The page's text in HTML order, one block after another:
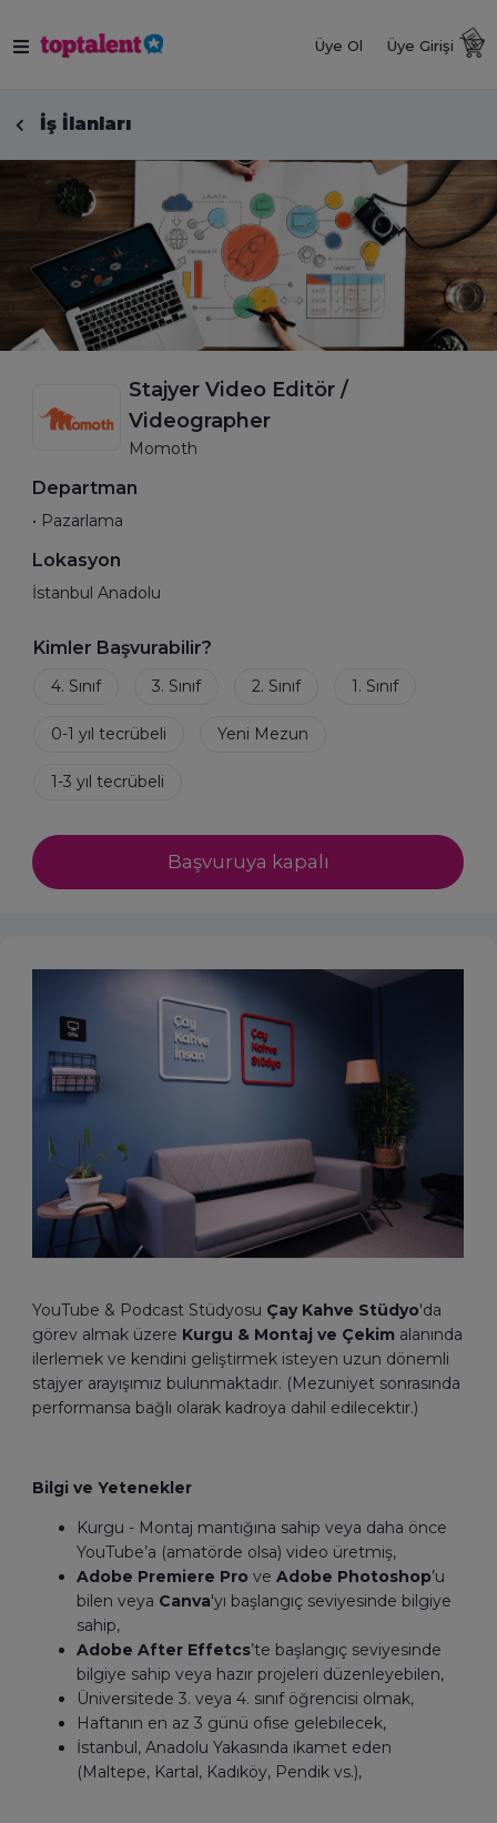
Üye Ol Üye Girişi
İş İlanları
Stajyer Video Editör /
Videographer
Momoth
Departman
• Pazarlama
Lokasyon
İstanbul Anadolu
Kimler Başvurabilir?
Başvuruya kapalı
YouTube & Podcast Stüdyosu Çay Kahve Stüdyo'da
görev almak üzere Kurgu & Montaj ve Çekim alanında
ilerlemek ve kendini geliştirmek isteyen uzun dönemli
stajyer arayışımız bulunmaktadır. (Mezuniyet sonrasında
performansa bağlı olarak kadroya dahil edilecektir.)
Bilgi ve Yetenekler
Kurgu - Montaj mantığına sahip veya daha önce
YouTube’a (amatörde olsa) video üretmiş,
Adobe Premiere Pro ve Adobe Photoshop’u
bilen veya Canva'yı başlangıç seviyesinde bilgiye
sahip,
Adobe After Effetcs’te başlangıç seviyesinde
bilgiye sahip veya hazır projeleri düzenleyebilen,
Üniversitede 3. veya 4. sınıf öğrencisi olmak,
Haftanın en az 3 günü ofise gelebilecek,
İstanbul, Anadolu Yakasında ikamet eden
(Maltepe, Kartal, Kadıköy, Pendik vs.),